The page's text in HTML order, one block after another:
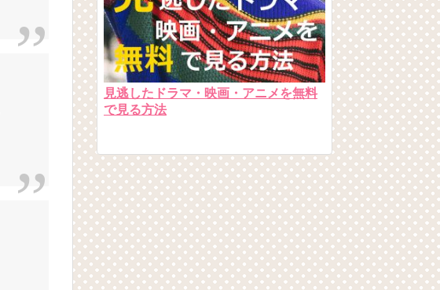
見逃したドラマ・映画・アニメを無料
で見る方法